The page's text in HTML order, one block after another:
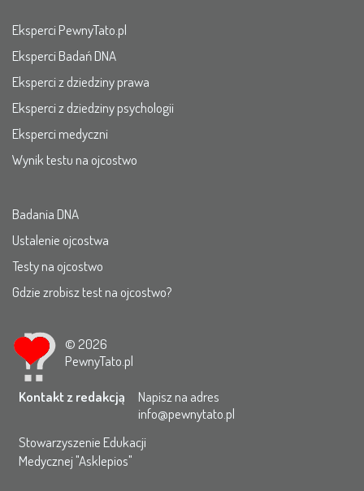
Eksperci PewnyTato.pl
Eksperci Badań DNA
Eksperci z dziedziny prawa
Eksperci z dziedziny psychologii
Eksperci medyczni
Wynik testu na ojcostwo
Badania DNA
Ustalenie ojcostwa
Testy na ojcostwo
Gdzie zrobisz test na ojcostwo?
© 2026
PewnyTato.pl
Kontakt z redakcją
Napisz na adres
info@pewnytato.pl
Stowarzyszenie Edukacji
Medycznej "Asklepios"